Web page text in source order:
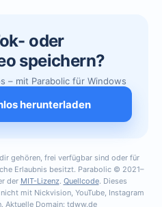
oder
speichern?
– mit Parabolic für Windows
herunterladen
gehören, frei verfügbar sind oder für
Erlaubnis besitzt. Parabolic © 2021–
der MIT-Lizenz. Quellcode. Dieses
mit Nickvision, YouTube, Instagram
Aktuelle Domain: tdww.de